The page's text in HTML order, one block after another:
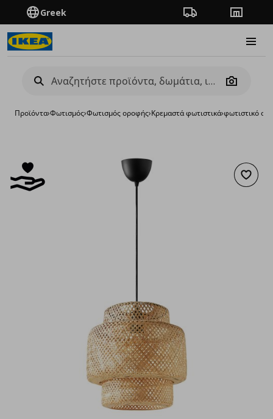
Greek Πορεία παραγγελίας
Camera
Προϊόντα›Φωτισμός›Φωτισμός οροφής›Κρεμαστά φωτιστικά›φωτιστικό